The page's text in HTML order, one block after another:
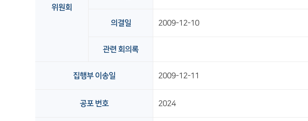
위원회
의결일 2009-12-10
관련 회의록
집행부 이송일 2009-12-11
공포 번호 2024